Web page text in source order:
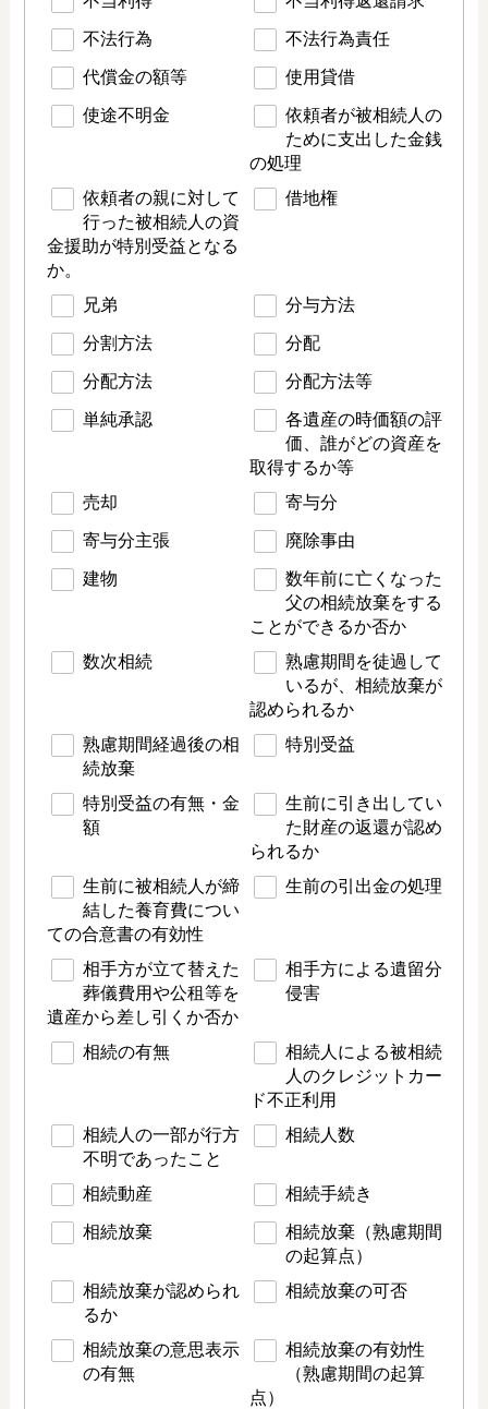
不法行為 不法行為責任
代償金の額等 使用貸借
使途不明金
依頼者が被相続人の
ために支出した金銭
の処理
依頼者の親に対して
行った被相続人の資
金援助が特別受益となる
か。
借地権
兄弟 分与方法
分割方法 分配
分配方法 分配方法等
単純承認
各遺産の時価額の評
価、誰がどの資産を
取得するか等
売却
寄与分
寄与分主張 廃除事由
建物
数年前に亡くなった
父の相続放棄をする
ことができるか否か
数次相続
熟慮期間を徒過して
いるが、相続放棄が
認められるか
熟慮期間経過後の相
続放棄
特別受益
特別受益の有無・金
額
生前に引き出してい
た財産の返還が認め
られるか
生前に被相続人が締
結した養育費につい
ての合意書の有効性
生前の引出金の処理
相手方が立て替えた
葬儀費用や公租等を
遺産から差し引くか否か
相手方による遺留分
侵害
相続の有無
相続人による被相続
人のクレジットカー
ド不正利用
相続人の一部が行方
不明であったこと
相続人数
相続動産 相続手続き
相続放棄
相続放棄（熟慮期間
の起算点）
相続放棄が認められ
るか
相続放棄の可否
相続放棄の意思表示
の有無
相続放棄の有効性
（熟慮期間の起算
点）